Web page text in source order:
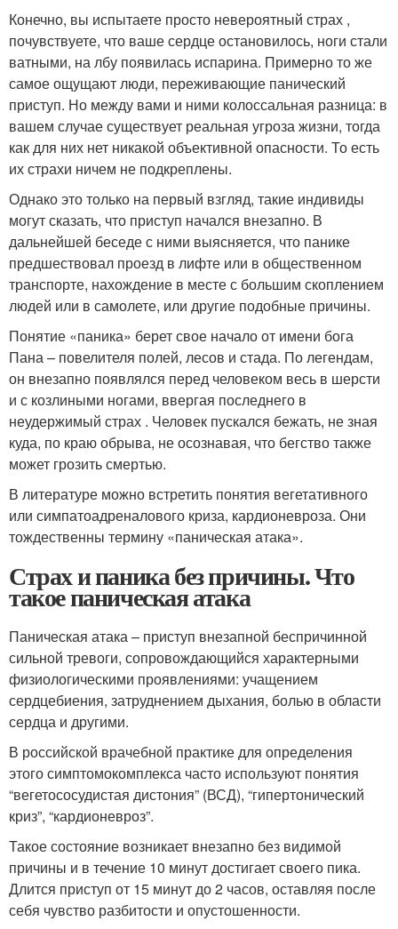
Конечно, вы испытаете просто невероятный страх ,
почувствуете, что ваше сердце остановилось, ноги стали
ватными, на лбу появилась испарина. Примерно то же
самое ощущают люди, переживающие панический
приступ. Но между вами и ними колоссальная разница: в
вашем случае существует реальная угроза жизни, тогда
как для них нет никакой объективной опасности. То есть
их страхи ничем не подкреплены.
Однако это только на первый взгляд, такие индивиды
могут сказать, что приступ начался внезапно. В
дальнейшей беседе с ними выясняется, что панике
предшествовал проезд в лифте или в общественном
транспорте, нахождение в месте с большим скоплением
людей или в самолете, или другие подобные причины.
Понятие «паника» берет свое начало от имени бога
Пана – повелителя полей, лесов и стада. По легендам,
он внезапно появлялся перед человеком весь в шерсти
и с козлиными ногами, ввергая последнего в
неудержимый страх . Человек пускался бежать, не зная
куда, по краю обрыва, не осознавая, что бегство также
может грозить смертью.
В литературе можно встретить понятия вегетативного
или симпатоадреналового криза, кардионевроза. Они
тождественны термину «паническая атака».
Страх и паника без причины. Что
такое паническая атака
Паническая атака – приступ внезапной беспричинной
сильной тревоги, сопровождающийся характерными
физиологическими проявлениями: учащением
сердцебиения, затруднением дыхания, болью в области
сердца и другими.
В российской врачебной практике для определения
этого симптомокомплекса часто используют понятия
“вегетососудистая дистония” (ВСД), “гипертонический
криз”, “кардионевроз”.
Такое состояние возникает внезапно без видимой
причины и в течение 10 минут достигает своего пика.
Длится приступ от 15 минут до 2 часов, оставляя после
себя чувство разбитости и опустошенности.